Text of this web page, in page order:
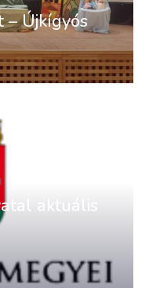
– Újkígyós
aktuális